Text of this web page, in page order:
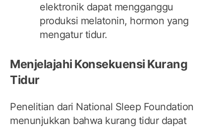
elektronik dapat mengganggu
produksi melatonin, hormon yang
mengatur tidur.
Menjelajahi Konsekuensi Kurang
Tidur
Penelitian dari National Sleep Foundation
menunjukkan bahwa kurang tidur dapat